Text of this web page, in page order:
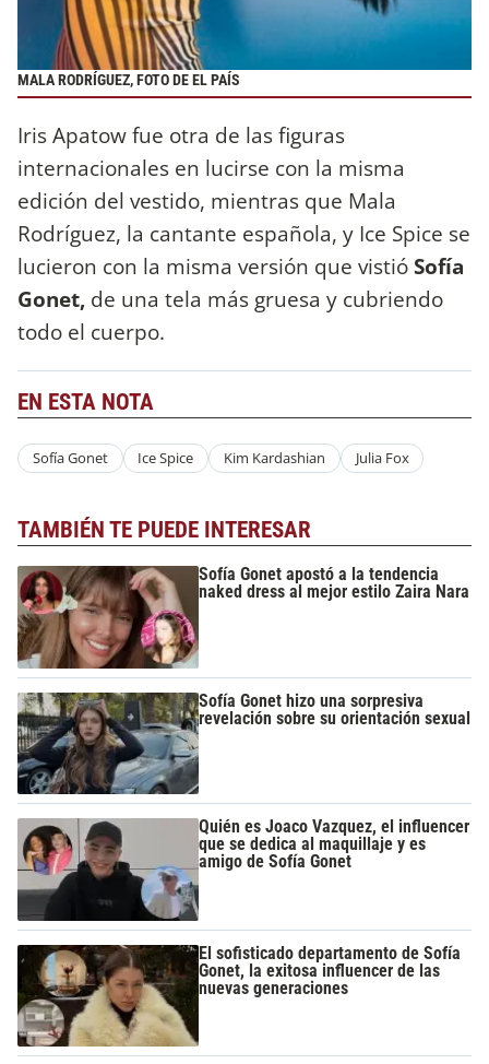
MALA RODRÍGUEZ, FOTO DE EL PAÍS
Iris Apatow fue otra de las figuras
internacionales en lucirse con la misma
edición del vestido, mientras que Mala
Rodríguez, la cantante española, y Ice Spice se
lucieron con la misma versión que vistióSofía
Gonet, de una tela más gruesa y cubriendo
todo el cuerpo.
EN ESTA NOTA
Sofía Gonet Ice Spice Kim Kardashian Julia Fox
TAMBIÉN TE PUEDE INTERESAR
Sofía Gonet apostó a la tendencia
naked dress al mejor estilo Zaira Nara
Sofía Gonet hizo una sorpresiva
revelación sobre su orientación sexual
Quién es Joaco Vazquez, el influencer
que se dedica al maquillaje y es
amigo de Sofía Gonet
El sofisticado departamento de Sofía
Gonet, la exitosa influencer de las
nuevas generaciones